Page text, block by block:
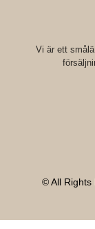
Vi är ett
© All Rights